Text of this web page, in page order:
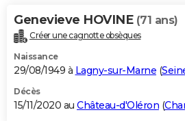
Genevieve HOVINE (71 ans)
Créer une cagnotte obsèques
Naissance
29/08/1949 à Lagny-sur-Marne (
Décès
15/11/2020 au Château-d'Oléron (